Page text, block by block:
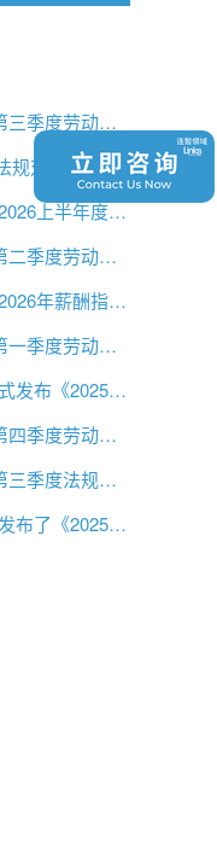
连智领域Links Insider 2026年第三季度劳动法规更新
【免费下载】2026年劳动法律法规对比表发布：首次覆盖中东市场
【免费下载】连智领域Links《2026上半年度中国大陆劳动法指南》
连智领域Links Insider 2026年第二季度劳动法规更新
【免费下载】连智领域Links《2026年薪酬指南》正式推出！
连智领域Links Insider 2026年第一季度劳动法规更新
【免费下载】连智领域Links正式发布《2025第三季度中国大陆劳动法指南》！
连智领域Links Insider 2025年第四季度劳动法规更新
连智领域Links Insider 2025年第三季度法规更新
【免费下载】连智领域Links刚发布了《2025第二季度中国大陆劳动法指南》！